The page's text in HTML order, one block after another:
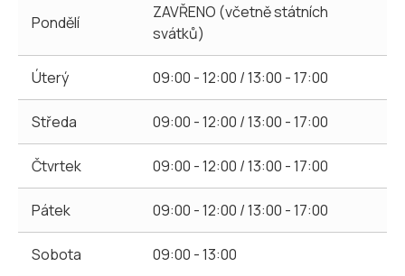
Pondělí
ZAVŘENO (včetně státních
svátků)
Úterý 09:00 - 12:00 / 13:00 - 17:00
Středa 09:00 - 12:00 / 13:00 - 17:00
Čtvrtek 09:00 - 12:00 / 13:00 - 17:00
Pátek 09:00 - 12:00 / 13:00 - 17:00
Sobota 09:00 - 13:00